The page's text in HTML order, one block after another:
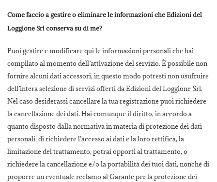
Come faccio a gestire o eliminare le informazioni che Edizioni del
Loggione Srl conserva su di me?
Puoi gestire e modificare qui le informazioni personali che hai
compilato al momento dell’attivazione del servizio. È possibile non
fornire alcuni dati accessori, in questo modo potresti non usufruire
dell’intera selezione di servizi offerti da Edizioni del Loggione Srl.
Nel caso desiderassi cancellare la tua registrazione puoi richiedere
la cancellazione dei dati. Hai comunque il diritto, in accordo a
quanto disposto dalla normativa in materia di protezione dei dati
personali, di richiedere l’accesso ai dati e la loro rettifica, la
limitazione del trattamento, potrai opporti al trattamento, o
richiedere la cancellazione e/o la portabilità dei tuoi dati, nonché di
proporre un eventuale reclamo al Garante per la protezione dei